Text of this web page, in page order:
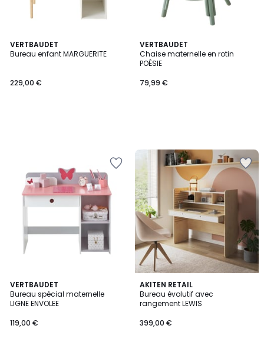
VERTBAUDET
Bureau enfant MARGUERITE
229,00 €
VERTBAUDET
Chaise maternelle en rotin
POÉSIE
79,99 €
VERTBAUDET
Bureau spécial maternelle
LIGNE ENVOLEE
119,00 €
AKITEN RETAIL
Bureau évolutif avec
rangement LEWIS
399,00 €
2
/
5